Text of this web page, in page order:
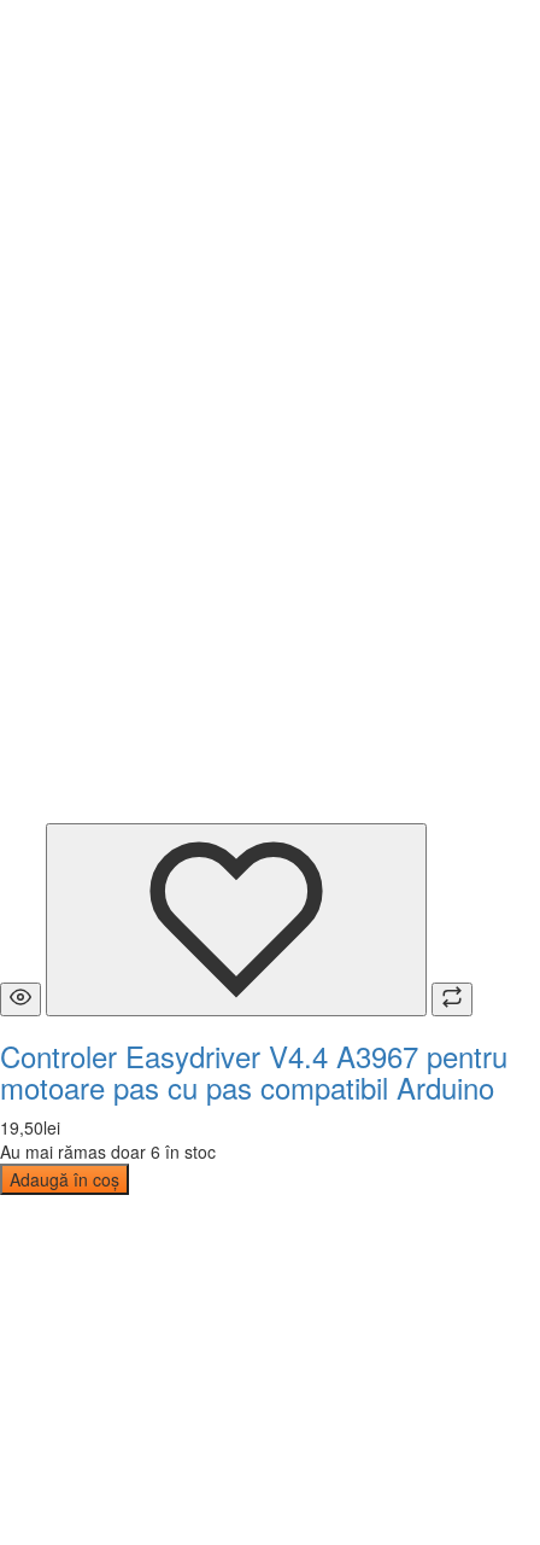
Controler Easydriver V4.4 A3967 pentru
motoare pas cu pas compatibil Arduino
19,50lei
Au mai rămas doar 6 în stoc
Adaugă în coș